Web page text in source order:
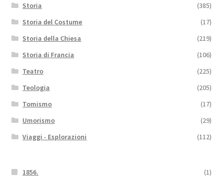
Storia
(385)
Storia del Costume
(17)
Storia della Chiesa
(219)
Storia di Francia
(106)
Teatro
(225)
Teologia
(205)
Tomismo
(17)
Umorismo
(29)
Viaggi - Esplorazioni
(112)
1856. (1)